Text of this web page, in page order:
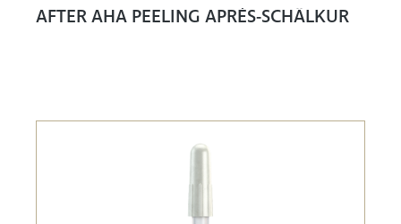
AFTER AHA PEELING APRÉS-SCHÄLKUR